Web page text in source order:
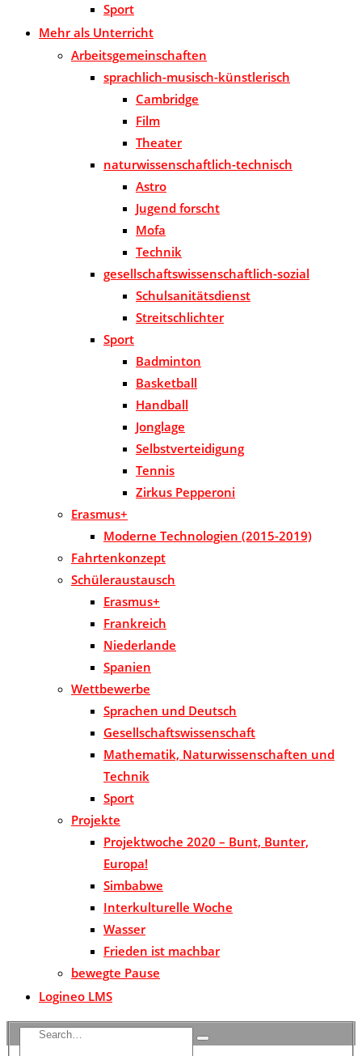
Sport
Mehr als Unterricht
Arbeitsgemeinschaften
sprachlich-musisch-künstlerisch
Cambridge
Film
Theater
naturwissenschaftlich-technisch
Astro
Jugend forscht
Mofa
Technik
gesellschaftswissenschaftlich-sozial
Schulsanitätsdienst
Streitschlichter
Sport
Badminton
Basketball
Handball
Jonglage
Selbstverteidigung
Tennis
Zirkus Pepperoni
Erasmus+
Moderne Technologien (2015-2019)
Fahrtenkonzept
Schüleraustausch
Erasmus+
Frankreich
Niederlande
Spanien
Wettbewerbe
Sprachen und Deutsch
Gesellschaftswissenschaft
Mathematik, Naturwissenschaften und
Technik
Sport
Projekte
Projektwoche 2020 – Bunt, Bunter,
Europa!
Simbabwe
Interkulturelle Woche
Wasser
Frieden ist machbar
bewegte Pause
Logineo LMS